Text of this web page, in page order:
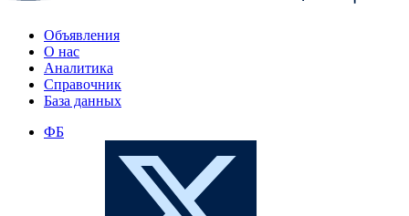
Объявления
О нас
Аналитика
Справочник
База данных
ФБ